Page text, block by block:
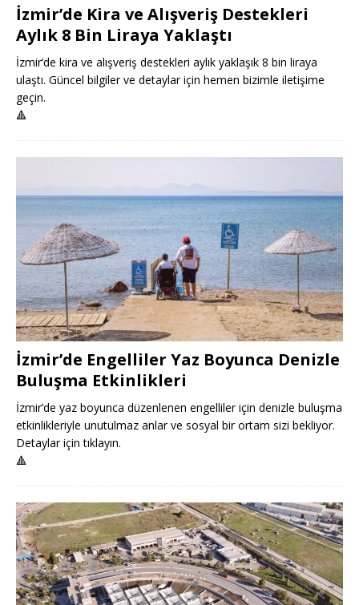
İzmir’de Kira ve Alışveriş Destekleri
Aylık 8 Bin Liraya Yaklaştı
İzmir’de kira ve alışveriş destekleri aylık yaklaşık 8 bin liraya
ulaştı. Güncel bilgiler ve detaylar için hemen bizimle iletişime
geçin.
🔺
İzmir’de Engelliler Yaz Boyunca Denizle
Buluşma Etkinlikleri
İzmir’de yaz boyunca düzenlenen engelliler için denizle buluşma
etkinlikleriyle unutulmaz anlar ve sosyal bir ortam sizi bekliyor.
Detaylar için tıklayın.
🔺